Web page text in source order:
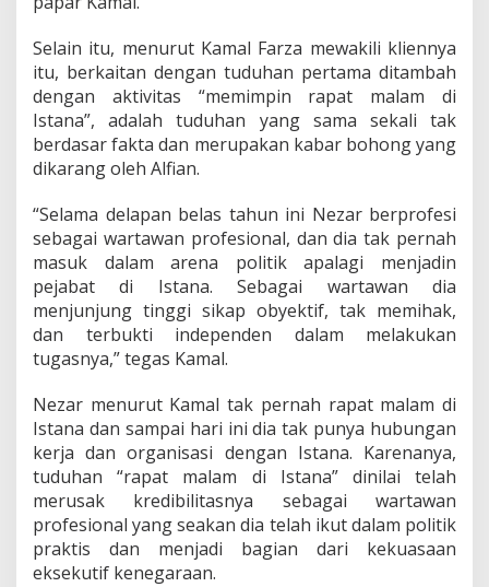
Selain itu, menurut Kamal Farza mewakili kliennya
itu, berkaitan dengan tuduhan pertama ditambah
dengan aktivitas “memimpin rapat malam di
Istana”, adalah tuduhan yang sama sekali tak
berdasar fakta dan merupakan kabar bohong yang
dikarang oleh Alfian.
“Selama delapan belas tahun ini Nezar berprofesi
sebagai wartawan profesional, dan dia tak pernah
masuk dalam arena politik apalagi menjadin
pejabat di Istana. Sebagai wartawan dia
menjunjung tinggi sikap obyektif, tak memihak,
dan terbukti independen dalam melakukan
tugasnya,” tegas Kamal.
Nezar menurut Kamal tak pernah rapat malam di
Istana dan sampai hari ini dia tak punya hubungan
kerja dan organisasi dengan Istana. Karenanya,
tuduhan “rapat malam di Istana” dinilai telah
merusak kredibilitasnya sebagai wartawan
profesional yang seakan dia telah ikut dalam politik
praktis dan menjadi bagian dari kekuasaan
eksekutif kenegaraan.